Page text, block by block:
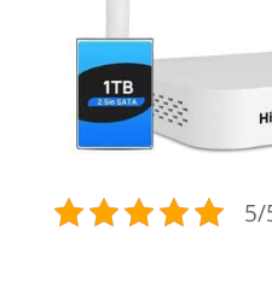
5/